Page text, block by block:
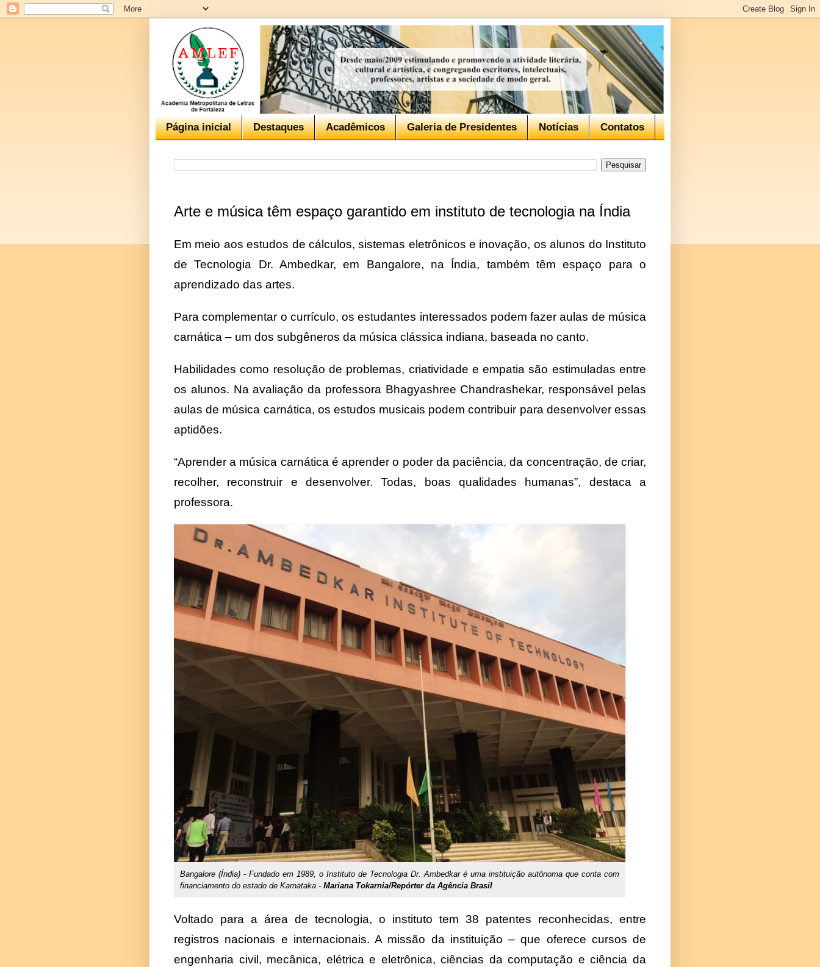
Página inicial Destaques Acadêmicos Galeria de Presidentes Notícias Contatos
Arte e música têm espaço garantido em instituto de tecnologia na Índia
Em meio aos estudos de cálculos, sistemas eletrônicos e inovação, os alunos do Instituto
de Tecnologia Dr. Ambedkar, em Bangalore, na Índia, também têm espaço para o
aprendizado das artes.
Para complementar o currículo, os estudantes interessados podem fazer aulas de música
carnática – um dos subgêneros da música clássica indiana, baseada no canto.
Habilidades como resolução de problemas, criatividade e empatia são estimuladas entre
os alunos. Na avaliação da professora Bhagyashree Chandrashekar, responsável pelas
aulas de música carnática, os estudos musicais podem contribuir para desenvolver essas
aptidões.
“Aprender a música carnática é aprender o poder da paciência, da concentração, de criar,
recolher, reconstruir e desenvolver. Todas, boas qualidades humanas”, destaca a
professora.
Bangalore (Índia) - Fundado em 1989, o Instituto de Tecnologia Dr. Ambedkar é uma instituição autônoma que conta com
financiamento do estado de Karnataka - Mariana Tokarnia/Repórter da Agência Brasil
Voltado para a área de tecnologia, o instituto tem 38 patentes reconhecidas, entre
registros nacionais e internacionais. A missão da instituição – que oferece cursos de
engenharia civil, mecânica, elétrica e eletrônica, ciências da computação e ciência da